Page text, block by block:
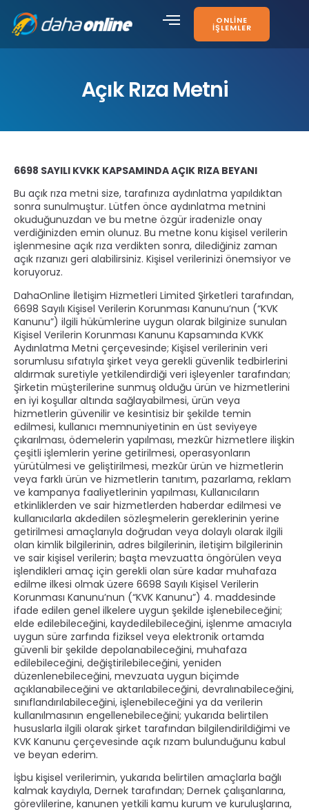
ONLINE
İŞLEMLER
Açık Rıza Metni
6698 SAYILI KVKK KAPSAMINDA AÇIK RIZA BEYANI
Bu açık rıza metni size, tarafınıza aydınlatma yapıldıktan
sonra sunulmuştur. Lütfen önce aydınlatma metnini
okuduğunuzdan ve bu metne özgür iradenizle onay
verdiğinizden emin olunuz. Bu metne konu kişisel verilerin
işlenmesine açık rıza verdikten sonra, dilediğiniz zaman
açık rızanızı geri alabilirsiniz. Kişisel verilerinizi önemsiyor ve
koruyoruz.
DahaOnline İletişim Hizmetleri Limited Şirketleri tarafından,
6698 Sayılı Kişisel Verilerin Korunması Kanunu’nun (“KVK
Kanunu”) ilgili hükümlerine uygun olarak bilginize sunulan
Kişisel Verilerin Korunması Kanunu Kapsamında KVKK
Aydınlatma Metni çerçevesinde; Kişisel verilerinin veri
sorumlusu sıfatıyla şirket veya gerekli güvenlik tedbirlerini
aldırmak suretiyle yetkilendirdiği veri işleyenler tarafından;
Şirketin müşterilerine sunmuş olduğu ürün ve hizmetlerini
en iyi koşullar altında sağlayabilmesi, ürün veya
hizmetlerin güvenilir ve kesintisiz bir şekilde temin
edilmesi, kullanıcı memnuniyetinin en üst seviyeye
çıkarılması, ödemelerin yapılması, mezkûr hizmetlere ilişkin
çeşitli işlemlerin yerine getirilmesi, operasyonların
yürütülmesi ve geliştirilmesi, mezkûr ürün ve hizmetlerin
veya farklı ürün ve hizmetlerin tanıtım, pazarlama, reklam
ve kampanya faaliyetlerinin yapılması, Kullanıcıların
etkinliklerden ve sair hizmetlerden haberdar edilmesi ve
kullanıcılarla akdedilen sözleşmelerin gereklerinin yerine
getirilmesi amaçlarıyla doğrudan veya dolaylı olarak ilgili
olan kimlik bilgilerinin, adres bilgilerinin, iletişim bilgilerinin
ve sair kişisel verilerin; başta mevzuatta öngörülen veya
işlendikleri amaç için gerekli olan süre kadar muhafaza
edilme ilkesi olmak üzere 6698 Sayılı Kişisel Verilerin
Korunması Kanunu’nun (“KVK Kanunu”) 4. maddesinde
ifade edilen genel ilkelere uygun şekilde işlenebileceğini;
elde edilebileceğini, kaydedilebileceğini, işlenme amacıyla
uygun süre zarfında fiziksel veya elektronik ortamda
güvenli bir şekilde depolanabileceğini, muhafaza
edilebileceğini, değiştirilebileceğini, yeniden
düzenlenebileceğini, mevzuata uygun biçimde
açıklanabileceğini ve aktarılabileceğini, devralınabileceğini,
sınıflandırılabileceğini, işlenebileceğini ya da verilerin
kullanılmasının engellenebileceğini; yukarıda belirtilen
hususlarla ilgili olarak şirket tarafından bilgilendirildiğimi ve
KVK Kanunu çerçevesinde açık rızam bulunduğunu kabul
ve beyan ederim.
İşbu kişisel verilerimin, yukarıda belirtilen amaçlarla bağlı
kalmak kaydıyla, Dernek tarafından; Dernek çalışanlarına,
görevlilerine, kanunen yetkili kamu kurum ve kuruluşlarına,